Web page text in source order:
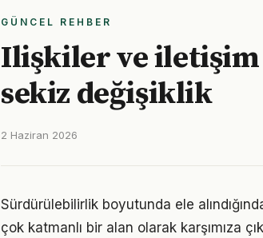
GÜNCEL REHBER
Ilişkiler ve
sekiz değişiklik
2 Haziran 2026
Sürdürülebilirlik boyutunda ele
çok katmanlı bir alan olarak karşımıza